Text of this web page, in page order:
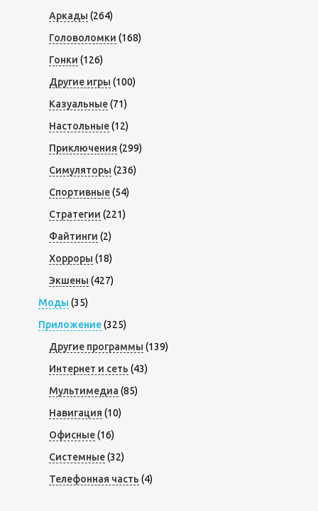
Аркады (264)
Головоломки (168)
Гонки (126)
Другие игры (100)
Казуальные(71)
Настольные(12)
Приключения (299)
Симуляторы (236)
Спортивные(54)
Стратегии (221)
Файтинги (2)
Хорроры (18)
Экшены (427)
Моды (35)
Приложение(325)
Другие программы (139)
Интернет и сеть (43)
Мультимедиа (85)
Навигация (10)
Офисные(16)
Системные(32)
Телефонная часть (4)